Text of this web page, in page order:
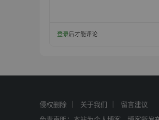
登录后才能评论
侵权删除 关于我们
留言建议